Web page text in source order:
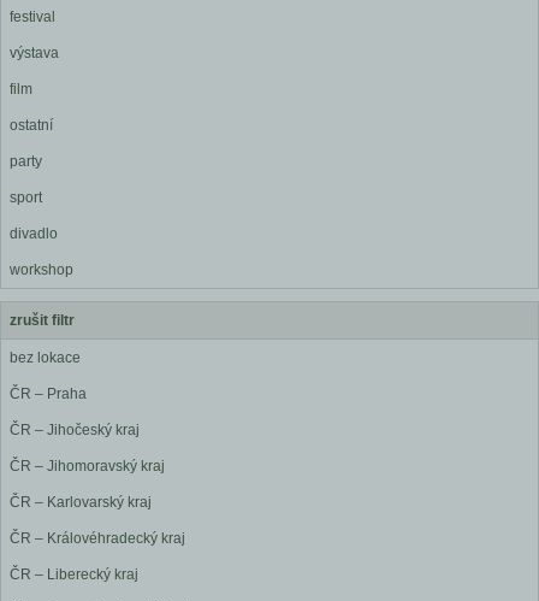
festival
výstava
film
ostatní
party
sport
divadlo
workshop
zrušit filtr
bez lokace
ČR – Praha
ČR – Jihočeský kraj
ČR – Jihomoravský kraj
ČR – Karlovarský kraj
ČR – Královéhradecký kraj
ČR – Liberecký kraj